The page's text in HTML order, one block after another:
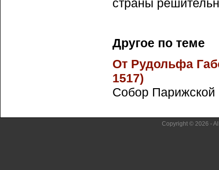
страны
Другое по теме
От Рудольфа
1517)
Собор Парижской
Copyright © 2026 -